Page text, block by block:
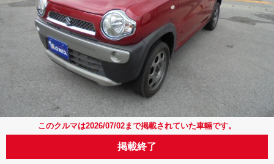
このクルマは2026/07/02まで掲載されていた車輛です。
掲載終了